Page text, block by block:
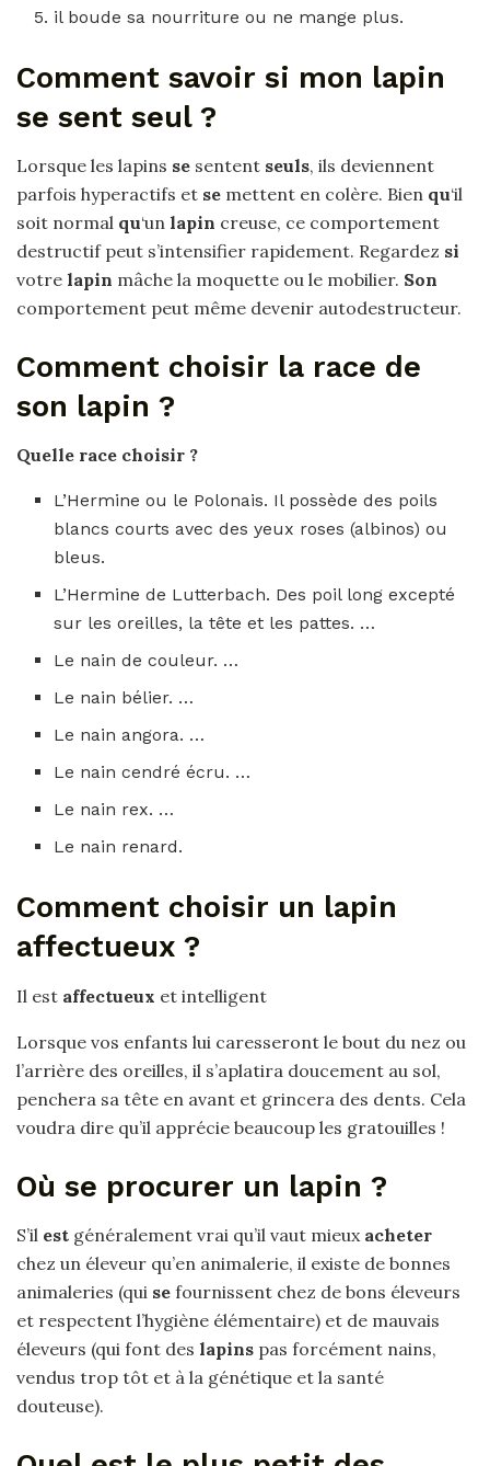
il boude sa nourriture ou ne mange plus.
Comment savoir si mon lapin
se sent seul ?
Lorsque les lapins se sentent seuls, ils deviennent
parfois hyperactifs et se mettent en colère. Bien qu‘il
soit normal qu‘un lapin creuse, ce comportement
destructif peut s’intensifier rapidement. Regardez si
votre lapin mâche la moquette ou le mobilier. Son
comportement peut même devenir autodestructeur.
Comment choisir la race de
son lapin ?
Quelle race choisir ?
L’Hermine ou le Polonais. Il possède des poils
blancs courts avec des yeux roses (albinos) ou
bleus.
L’Hermine de Lutterbach. Des poil long excepté
sur les oreilles, la tête et les pattes. …
Le nain de couleur. …
Le nain bélier. …
Le nain angora. …
Le nain cendré écru. …
Le nain rex. …
Le nain renard.
Comment choisir un lapin
affectueux ?
Il est affectueux et intelligent
Lorsque vos enfants lui caresseront le bout du nez ou
l’arrière des oreilles, il s’aplatira doucement au sol,
penchera sa tête en avant et grincera des dents. Cela
voudra dire qu’il apprécie beaucoup les gratouilles !
Où se procurer un lapin ?
S’il est généralement vrai qu’il vaut mieux acheter
chez un éleveur qu’en animalerie, il existe de bonnes
animaleries (qui se fournissent chez de bons éleveurs
et respectent l’hygiène élémentaire) et de mauvais
éleveurs (qui font des lapins pas forcément nains,
vendus trop tôt et à la génétique et la santé
douteuse).